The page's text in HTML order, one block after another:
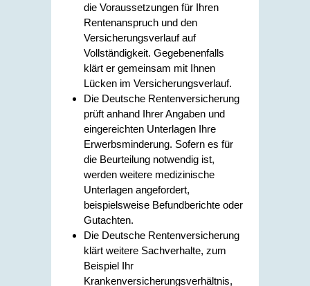
die Voraussetzungen für Ihren
Rentenanspruch und den
Versicherungsverlauf auf
Vollständigkeit. Gegebenenfalls
klärt er gemeinsam mit Ihnen
Lücken im Versicherungsverlauf.
Die Deutsche Rentenversicherung
prüft anhand Ihrer Angaben und
eingereichten Unterlagen Ihre
Erwerbsminderung. Sofern es für
die Beurteilung notwendig ist,
werden weitere medizinische
Unterlagen angefordert,
beispielsweise Befundberichte oder
Gutachten.
Die Deutsche Rentenversicherung
klärt weitere Sachverhalte, zum
Beispiel Ihr
Krankenversicherungsverhältnis,